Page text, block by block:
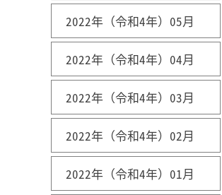
2022年（令和4年）05月
2022年（令和4年）04月
2022年（令和4年）03月
2022年（令和4年）02月
2022年（令和4年）01月